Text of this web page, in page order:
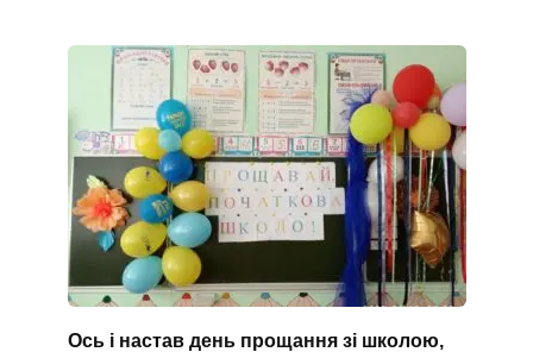
Ось і настав день прощання зі школою,